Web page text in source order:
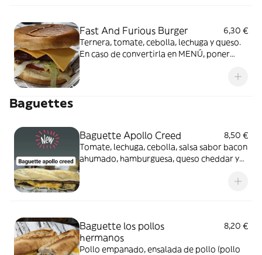
Fast And Furious Burger
6,30 €
Ternera, tomate, cebolla, lechuga y queso.
En caso de convertirla en MENÚ, poner
Baguettes
Baguette Apollo Creed
8,50 €
Tomate, lechuga, cebolla, salsa sabor bacon
ahumado, hamburguesa, queso cheddar y
Baguette los pollos
hermanos
8,20 €
Pollo empanado, ensalada de pollo (pollo